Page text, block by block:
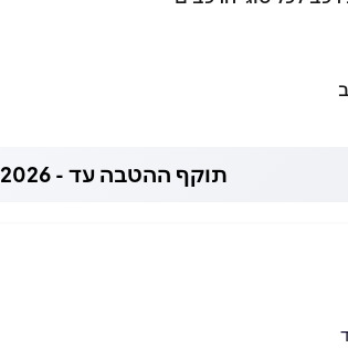
תוקף ההטבה עד - 07.09.2026